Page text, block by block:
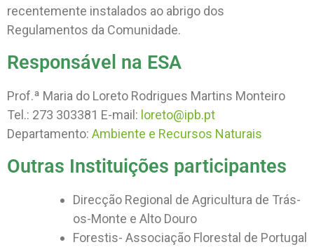
recentemente instalados ao abrigo dos
Regulamentos da Comunidade.
Responsável na ESA
Prof.ª Maria do Loreto Rodrigues Martins Monteiro
Tel.: 273 303381 E-mail: loreto@ipb.pt
Departamento: Ambiente e Recursos Naturais
Outras Instituições participantes
Direcção Regional de Agricultura de Trás-
os-Monte e Alto Douro
Forestis- Associação Florestal de Portugal